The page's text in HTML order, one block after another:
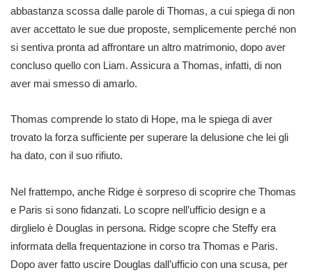
abbastanza scossa dalle parole di Thomas, a cui spiega di non
aver accettato le sue due proposte, semplicemente perché non
si sentiva pronta ad affrontare un altro matrimonio, dopo aver
concluso quello con Liam. Assicura a Thomas, infatti, di non
aver mai smesso di amarlo.
Thomas comprende lo stato di Hope, ma le spiega di aver
trovato la forza sufficiente per superare la delusione che lei gli
ha dato, con il suo rifiuto.
Nel frattempo, anche Ridge è sorpreso di scoprire che Thomas
e Paris si sono fidanzati. Lo scopre nell’ufficio design e a
dirglielo è Douglas in persona. Ridge scopre che Steffy era
informata della frequentazione in corso tra Thomas e Paris.
Dopo aver fatto uscire Douglas dall’ufficio con una scusa, per